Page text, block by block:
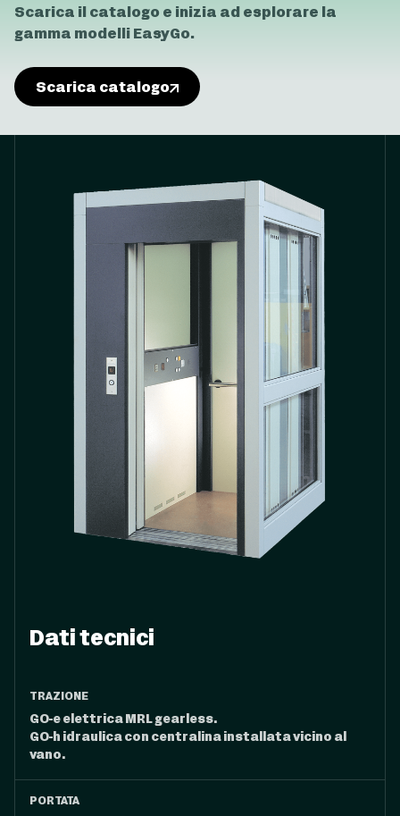
Scarica il catalogo e inizia ad esplorare la
gamma modelli EasyGo.
Scarica catalogo
Dati tecnici
TRAZIONE
GO-e elettrica MRL gearless.
GO-h idraulica con centralina installata vicino al
vano.
PORTATA